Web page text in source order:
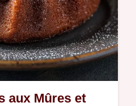
aux Mûres et